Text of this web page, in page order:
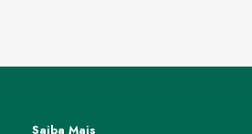
Saiba Mais